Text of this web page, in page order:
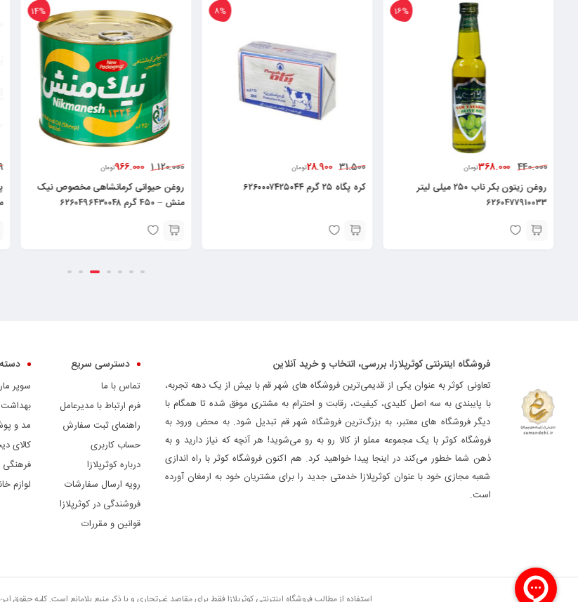
16%
440.000
368.000تومان
روغن زیتون بکر ناب ۲۵۰ میلی لیتر
۶۲۶۰۴۷۷۹۱۰۰۳۳
8%
31.500
28.900تومان
کره پگاه ۲۵ گرم ۶۲۶۰۰۰۷۴۲۵۰۴۴
14%
1.120.000
966.000تومان
روغن حیوانی کرمانشاهی مخصوص نیک
منش – ۴۵۰ گرم ۶۲۶۰۴۹۶۴۳۰۰۴۸
فروشگاه اینترنتی کوثرپلازا، بررسی، انتخاب و خرید آنلاین
تعاونی کوثر به عنوان یکی از قدیمی‌ترین فروشگاه های شهر قم با بیش از یک دهه تجربه،
با پایبندی به سه اصل کلیدی، کیفیت، رقابت و احترام به مشتری موفق شده تا همگام با
دیگر فروشگاه های معتبر، به بزرگ‌ترین فروشگاه شهر قم تبدیل شود. به محض ورود به
فروشگاه کوثر با یک مجموعه مملو از کالا رو به رو می‌شوید! هر آنچه که نیاز دارید و به
ذهن شما خطور می‌کند در اینجا پیدا خواهید کرد. هم اکنون فروشگاه کوثر با راه اندازی
شعبه مجازی خود با عنوان کوثرپلازا خدمتی جدید را برای مشتریان خود به ارمغان آورده
است.
دسترسی سریع
تماس با ما
فرم ارتباط با مدیرعامل
راهنمای ثبت سفارش
حساب کاربری
درباره کوثرپلازا
رویه ارسال سفارشات
فروشندگی در کوثرپلازا
قوانین و مقررات
سوپر
مد و
کالای
لوازم
استفاده از مطالب فروشگاه اینترنتی کوثرپلازا فقط برای مقاصد غیرتجاری و با ذکر منبع بلامانع است. کلیه